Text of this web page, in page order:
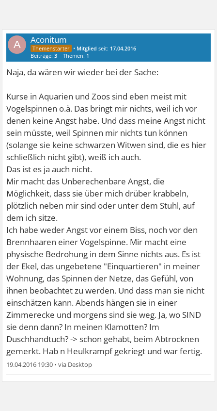
A Aconitum
• Mitglied seit: 17.04.2016
Beiträge:3 Themen: 1
Naja, da wären wir wieder bei der Sache:
Kurse in Aquarien und Zoos sind eben meist mit
Vogelspinnen o.ä. Das bringt mir nichts, weil ich vor
denen keine Angst habe. Und dass meine Angst nicht
sein müsste, weil Spinnen mir nichts tun können
(solange sie keine schwarzen Witwen sind, die es hier
schließlich nicht gibt), weiß ich auch.
Das ist es ja auch nicht.
Mir macht das Unberechenbare Angst, die
Möglichkeit, dass sie über mich drüber krabbeln,
plötzlich neben mir sind oder unter dem Stuhl, auf
dem ich sitze.
Ich habe weder Angst vor einem Biss, noch vor den
Brennhaaren einer Vogelspinne. Mir macht eine
physische Bedrohung in dem Sinne nichts aus. Es ist
der Ekel, das ungebetene "Einquartieren" in meiner
Wohnung, das Spinnen der Netze, das Gefühl, von
ihnen beobachtet zu werden. Und dass man sie nicht
einschätzen kann. Abends hängen sie in einer
Zimmerecke und morgens sind sie weg. Ja, wo SIND
sie denn dann? In meinen Klamotten? Im
Duschhandtuch? -> schon gehabt, beim Abtrocknen
gemerkt. Hab n Heulkrampf gekriegt und war fertig.
19.04.2016 19:30 •